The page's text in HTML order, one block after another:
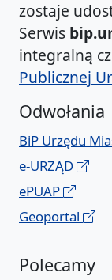
zostaje
Serwis
integralną
Publicznej
Odwołania
BiP Urzędu
e-URZĄD
ePUAP
Geoportal
Polecamy